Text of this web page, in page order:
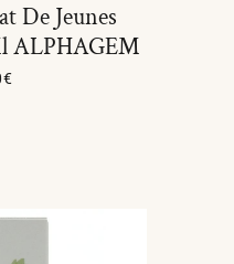
De Jeunes
ALPHAGEM
€